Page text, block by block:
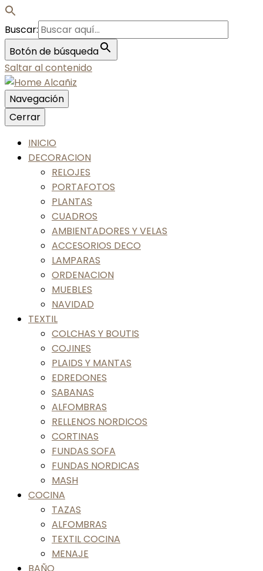
Buscar:
Botón de búsqueda
Saltar al contenido
Home Alcañiz
Nos gusta tu casa, nos gustas tú
Navegación
Cerrar
INICIO
DECORACION
RELOJES
PORTAFOTOS
PLANTAS
CUADROS
AMBIENTADORES Y VELAS
ACCESORIOS DECO
LAMPARAS
ORDENACION
MUEBLES
NAVIDAD
TEXTIL
COLCHAS Y BOUTIS
COJINES
PLAIDS Y MANTAS
EDREDONES
SABANAS
ALFOMBRAS
RELLENOS NORDICOS
CORTINAS
FUNDAS SOFA
FUNDAS NORDICAS
MASH
COCINA
TAZAS
ALFOMBRAS
TEXTIL COCINA
MENAJE